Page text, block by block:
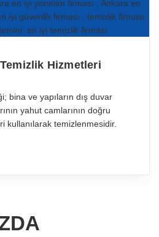
Temizlik Hizmetleri
bina ve yapıların dış duvar
yahut camlarının doğru
kullanılarak temizlenmesidir.